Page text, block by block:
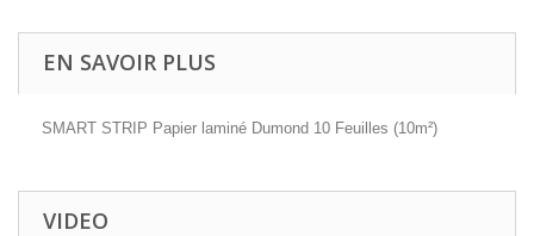
EN SAVOIR PLUS
SMART STRIP Papier laminé Dumond 10 Feuilles (10m²)
VIDEO